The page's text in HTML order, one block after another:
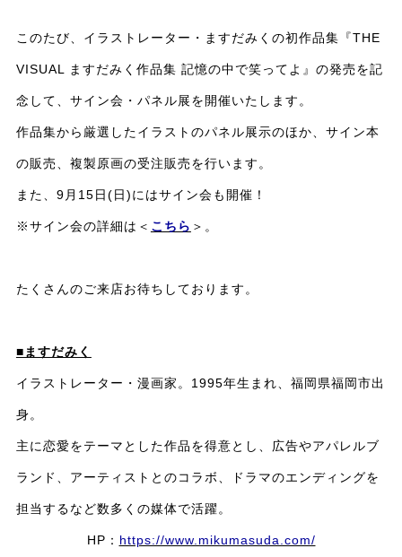
このたび、イラストレーター・ますだみくの初作品集『THE
VISUAL ますだみく作品集 記憶の中で笑ってよ』の発売を記
念して、サイン会・パネル展を開催いたします。
作品集から厳選したイラストのパネル展示のほか、サイン本
の販売、複製原画の受注販売を行います。
また、9月15日(日)にはサイン会も開催！
※サイン会の詳細は＜ こちら ＞。
たくさんのご来店お待ちしております。
■ますだみく
イラストレーター・漫画家。1995年生まれ、福岡県福岡市出
身。
主に恋愛をテーマとした作品を得意とし、広告やアパレルブ
ランド、アーティストとのコラボ、ドラマのエンディングを
担当するなど数多くの媒体で活躍。
HP： https://www.mikumasuda.com/